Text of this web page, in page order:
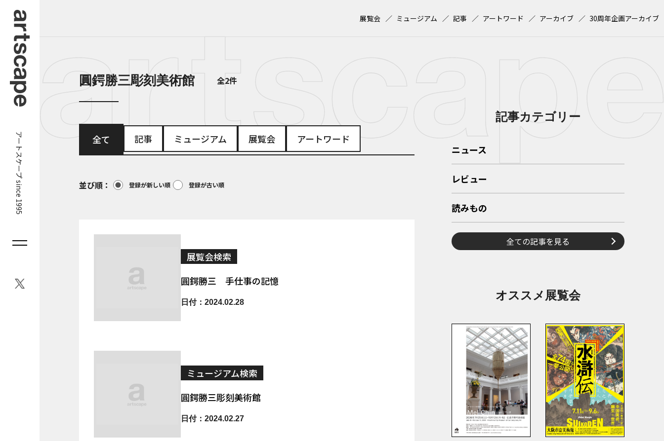
アートスケープ since 1995
展覧会 ミュージアム 記事 アートワード アーカイブ 30周年企画アーカイブ
圓鍔勝三彫刻美術館 全2件
全て 記事 ミュージアム 展覧会 アートワード
並び順 登録が新しい順 登録が古い順
展覧会検索
圓鍔勝三 手仕事の記憶
日付：2024.02.28
ミュージアム検索
圓鍔勝三彫刻美術館
日付：2024.02.27
記事カテゴリー
ニュース
レビュー
読みもの
全ての記事を見る
オススメ展覧会